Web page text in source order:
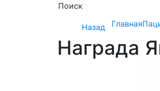
Назад
Главная
Награда